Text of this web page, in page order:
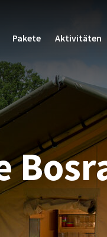
Pakete Aktivitäten